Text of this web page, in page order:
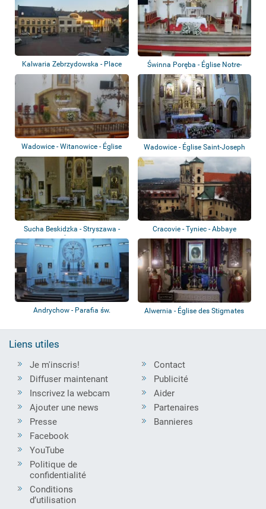
Kalwaria Zebrzydowska - Place
du marché
Świnna Poręba - Église Notre-
Dame de la...
Wadowice - Witanowice - Église Wadowice - Église Saint-Joseph
Sucha Beskidzka - Stryszawa -
Église
Cracovie - Tyniec - Abbaye
Andrychow - Parafia św.
Alwernia - Église des Stigmates
Liens utiles
Je m'inscris!
Diffuser maintenant
Inscrivez la webcam
Ajouter une news
Presse
Contact
Publicité
Aider
Partenaires
Bannieres
Facebook
YouTube
Politique de
confidentialité
Conditions
d’utilisation